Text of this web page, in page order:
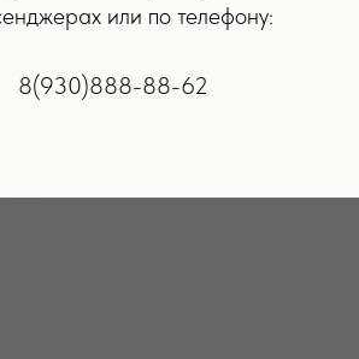
или по телефону:
8(930)888-88-62